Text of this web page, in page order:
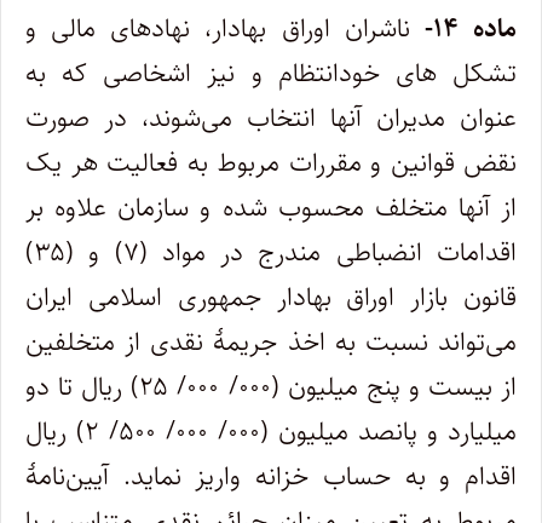
ماده ۱۴-
ناشران اوراق بهادار، نهادهای مالی و
تشکل های خودانتظام و نیز اشخاصی که به
عنوان مدیران آنها انتخاب می‌شوند، در صورت
نقض قوانین و مقررات مربوط به فعالیت هر یک
از آنها متخلف محسوب شده و سازمان علاوه بر
اقدامات انضباطی مندرج در مواد (۷) و (۳۵)
قانون بازار اوراق بهادار جمهوری اسلامی ایران
می‌تواند نسبت به اخذ جریمۀ نقدی از متخلفین
از بیست و پنج میلیون (۰۰۰/ ۰۰۰/ ۲۵) ریال تا دو
میلیارد و پانصد میلیون (۰۰۰/ ۰۰۰/ ۵۰۰/ ۲) ریال
اقدام و به حساب خزانه واریز نماید. آیین‌نامۀ